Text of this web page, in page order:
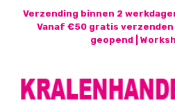
Verzending binnen 2
Vanaf €50 gratis verzenden
geopend |